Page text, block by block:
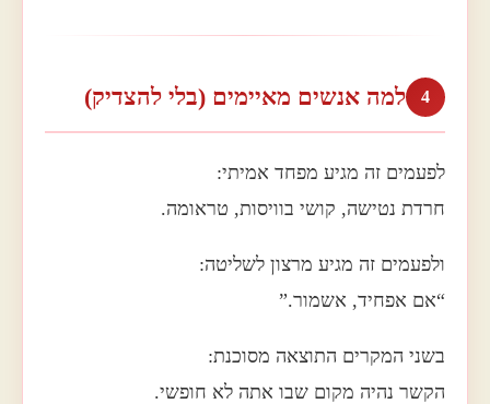
4 למה אנשים מאיימים (בלי להצדיק)
לפעמים זה מגיע מפחד אמיתי:
חרדת נטישה, קושי בוויסות, טראומה.
ולפעמים זה מגיע מרצון לשליטה:
“אם אפחיד, אשמור.”
בשני המקרים התוצאה מסוכנת:
הקשר נהיה מקום שבו אתה לא חופשי.